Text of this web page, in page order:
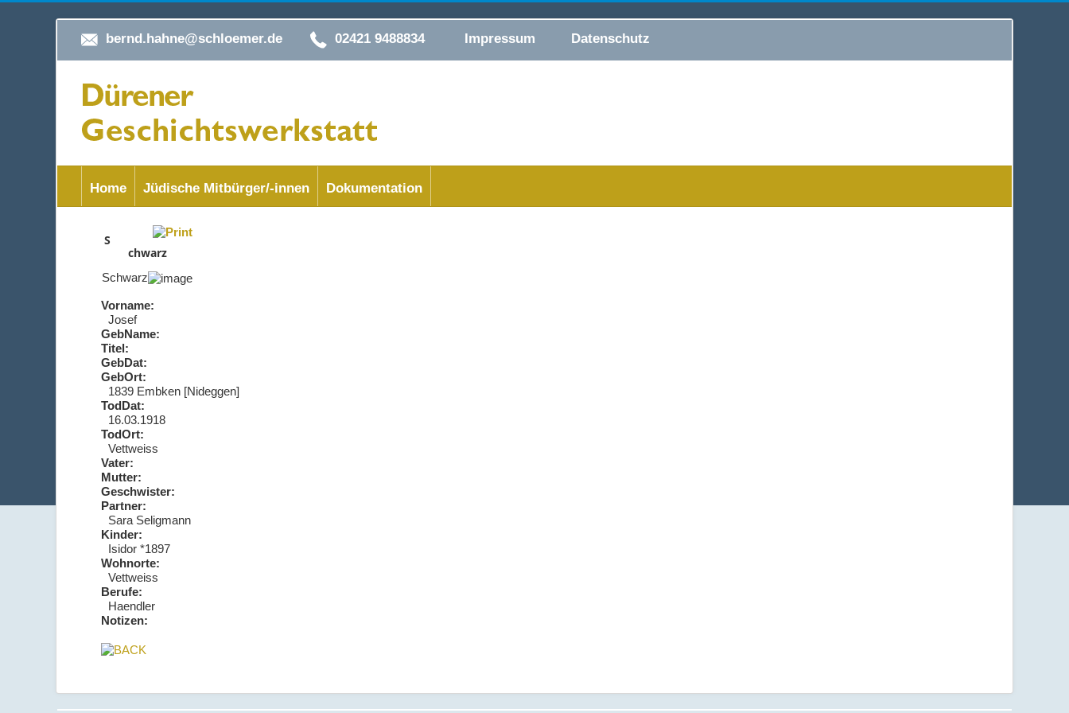
bernd.hahne@schloemer.de 02421 9488834 Impressum Datenschutz
Home Jüdische Mitbürger/-innen Dokumentation
S
chwarz
Schwarz
Vorname:
Josef
GebName:
Titel:
GebDat:
GebOrt:
1839 Embken [Nideggen]
TodDat:
16.03.1918
TodOrt:
Vettweiss
Vater:
Mutter:
Geschwister:
Partner:
Sara Seligmann
Kinder:
Isidor *1897
Wohnorte:
Vettweiss
Berufe:
Haendler
Notizen: